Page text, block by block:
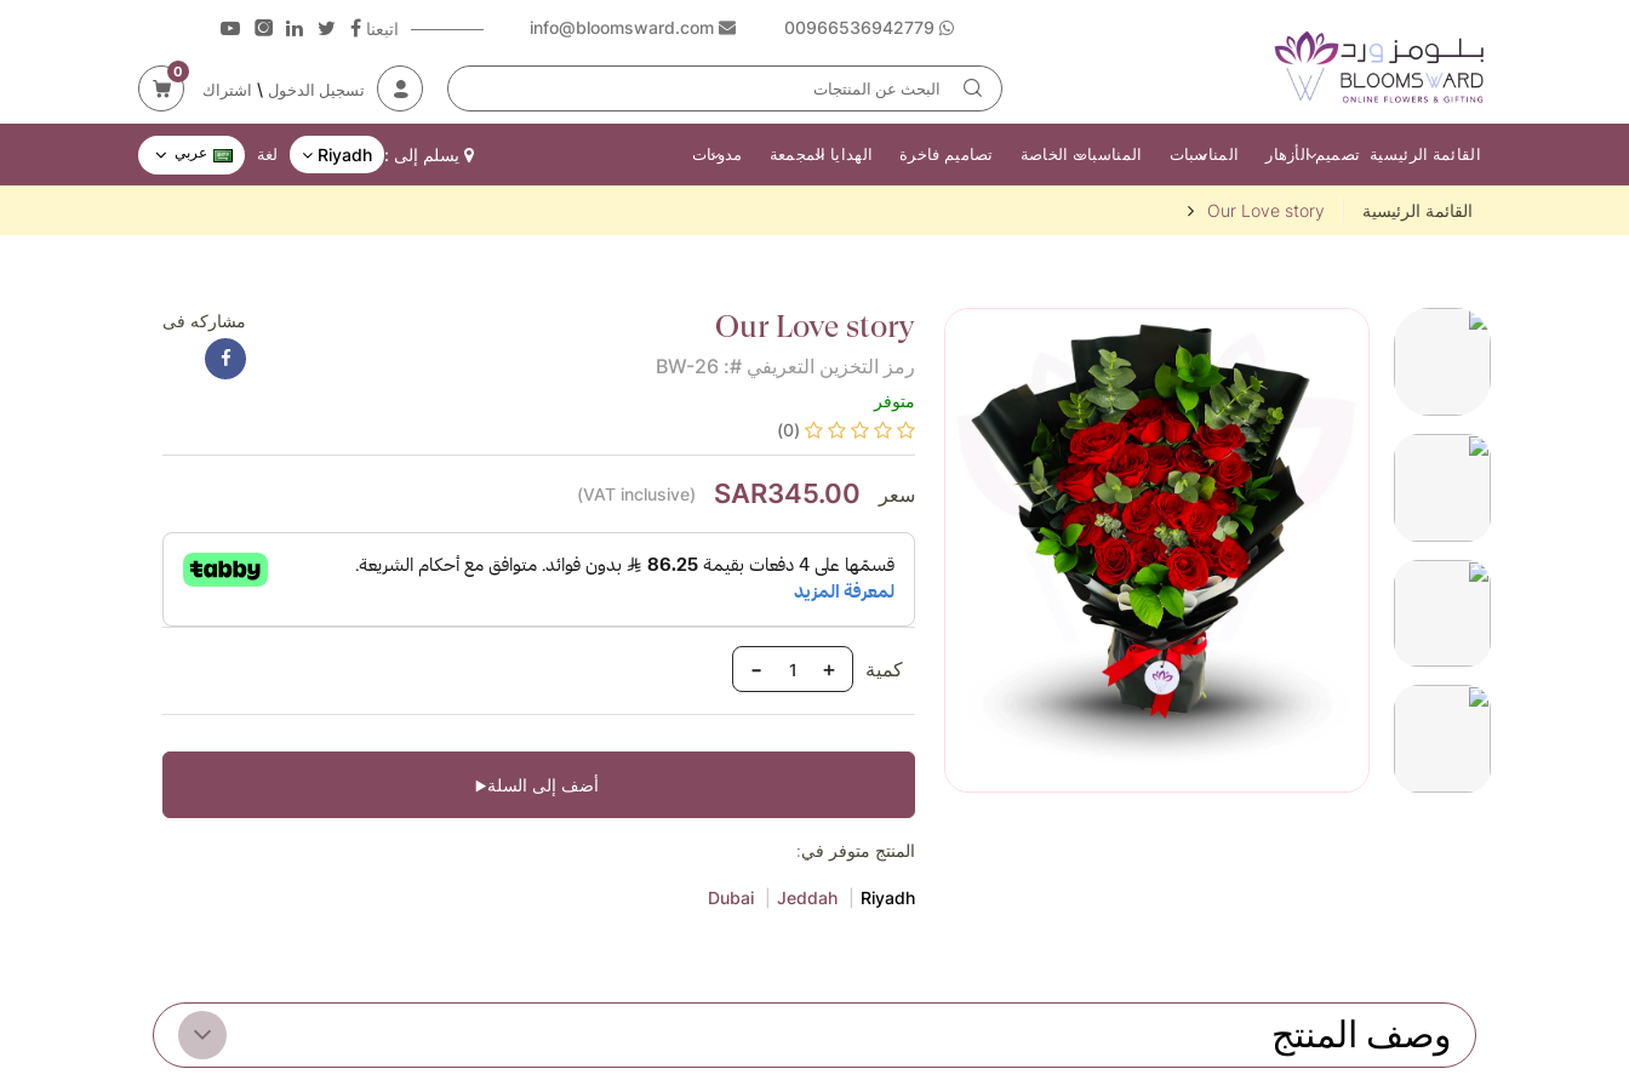
00966536942779
info@bloomsward.com اتبعنا
تسجيل الدخول \ اشتراك
0
القائمة الرئيسية تصميم الأزهار المناسبات المناسبات الخاصة تصاميم فاخرة الهدايا المجمعة مدونات يسلم إلى : Riyadh لغة عربي
القائمة الرئيسية Our Love story
Our Love story
رمز التخزين التعريفي #: BW-26
متوفر
(0)
مشاركه فى
سعر SAR345.00
(VAT inclusive)
كمية - +
أضف إلى السلة
المنتج متوفر في:
Riyadh
Jeddah
Dubai
وصف المنتج